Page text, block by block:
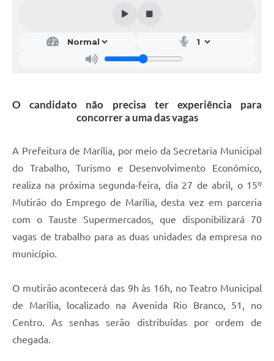
O candidato não precisa ter experiência para
concorrer a uma das vagas
A Prefeitura de Marília, por meio da Secretaria Municipal
do Trabalho, Turismo e Desenvolvimento Econômico,
realiza na próxima segunda-feira, dia 27 de abril, o 15º
Mutirão do Emprego de Marília, desta vez em parceria
com o Tauste Supermercados, que disponibilizará 70
vagas de trabalho para as duas unidades da empresa no
município.
O mutirão acontecerá das 9h às 16h, no Teatro Municipal
de Marília, localizado na Avenida Rio Branco, 51, no
Centro. As senhas serão distribuídas por ordem de
chegada.